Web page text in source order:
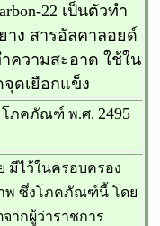
22 เป็นตัวทำ
ง สารอัลคาลอยด์
ความสะอาด ใช้ใน
จุดเยือกแข็ง
ภคภัณฑ์ พ.ศ. 2495
มีไว้ในครอบครอง
พ ซึ่งโภคภัณฑ์นี้ โดย
ากผู้ว่าราชการ